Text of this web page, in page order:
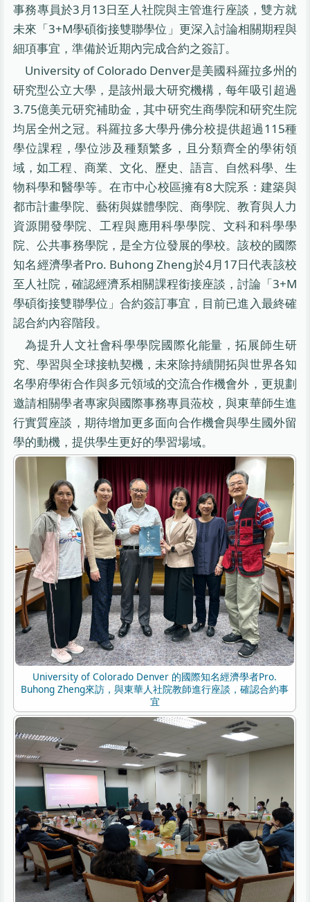
事務專員於3月13日至人社院與主管進行座談，雙方就
未來「3+M學碩銜接雙聯學位」更深入討論相關期程與
細項事宜，準備於近期內完成合約之簽訂。
University of Colorado Denver是美國科羅拉多州的
研究型公立大學，是該州最大研究機構，每年吸引超過
3.75億美元研究補助金，其中研究生商學院和研究生院
均居全州之冠。科羅拉多大學丹佛分校提供超過115種
學位課程，學位涉及種類繁多，且分類齊全的學術領
域，如工程、商業、文化、歷史、語言、自然科學、生
物科學和醫學等。在市中心校區擁有8大院系：建築與
都市計畫學院、藝術與媒體學院、商學院、教育與人力
資源開發學院、工程與應用科學學院、文科和科學學
院、公共事務學院，是全方位發展的學校。該校的國際
知名經濟學者Pro. Buhong Zheng於4月17日代表該校
至人社院，確認經濟系相關課程銜接座談，討論「3+M
學碩銜接雙聯學位」合約簽訂事宜，目前已進入最終確
認合約內容階段。
為提升人文社會科學學院國際化能量，拓展師生研
究、學習與全球接軌契機，未來除持續開拓與世界各知
名學府學術合作與多元領域的交流合作機會外，更規劃
邀請相關學者專家與國際事務專員蒞校，與東華師生進
行實質座談，期待增加更多面向合作機會與學生國外留
學的動機，提供學生更好的學習場域。
University of Colorado Denver 的國際知名經濟學者Pro.
Buhong Zheng來訪，與東華人社院教師進行座談，確認合約事
宜